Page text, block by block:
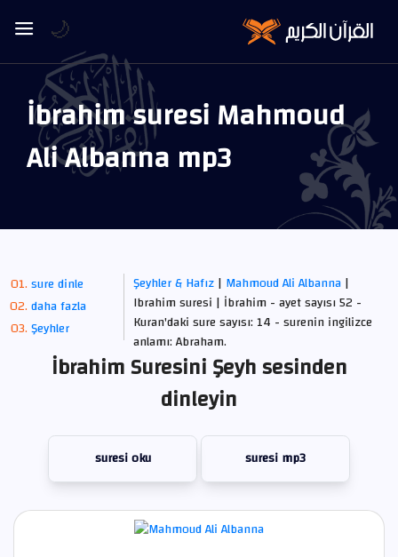
İbrahim suresi Mahmoud
Ali Albanna mp3
sure dinle
daha fazla
Şeyhler
Şeyhler & Hafız| Mahmoud Ali Albanna|
Ibrahim suresi | İbrahim - ayet sayısı 52 -
Kuran'daki sure sayısı: 14 - surenin ingilizce
anlamı: Abraham.
İbrahim Suresini Şeyh sesinden
dinleyin
suresi oku suresi mp3
🌙